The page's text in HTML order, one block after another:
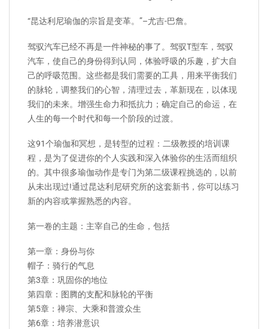
“昆达利尼瑜伽的宗旨是变革。”–尤吉-巴詹。
驾驭汽车已经不再是一件神秘的事了。驾驭T型车，驾驭
汽车，使自己的身份得到认同，体验呼吸的乐趣，扩大自
己的呼吸范围。这些都是我们需要的工具，用来平衡我们
的脉轮，调整我们的心智，清理过去，革新现在，以体现
我们的未来。增强生命力和抵抗力；确定自己的命运，在
人生的每一个时代和每一个阶段的过渡。
这91个瑜伽和冥想，是转型的过程：二级教授的培训课
程，是为了促进你的个人实践和深入体验你的生活而组织
的。其中很多瑜伽动作是专门为第二级课程挑选的，以前
从未出现过!通过昆达利尼研究所的这套新书，你可以练习
新的内容或掌握熟悉的内容。
第一卷的主题：主宰自己的生命，包括
第一章：身份与你
帽子：骑行的气息
第3章：巩固你的地位
第四章：图腾的支配和脉轮的平衡
第5章：禅宗、大乘和普渡众生
第6章：培养潜意识